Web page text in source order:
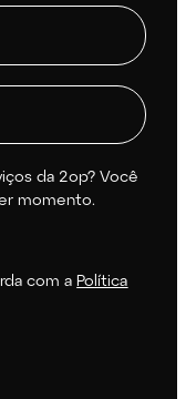
da 2op? Você
momento.
com aPolítica